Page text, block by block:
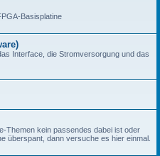
Basisplatine
Interface, die Stromversorgung und das
Themen kein passendes dabei ist oder
überspant, dann versuche es hier einmal.